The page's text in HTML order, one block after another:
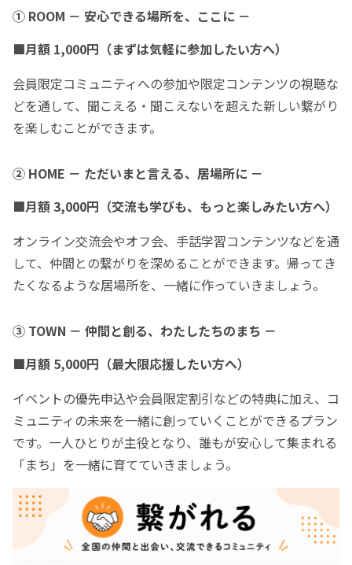
① ROOM － 安心できる場所を、ここに －
■月額 1,000円（まずは気軽に参加したい方へ）
会員限定コミュニティへの参加や限定コンテンツの視聴な
どを通して、聞こえる・聞こえないを超えた新しい繋がり
を楽しむことができます。
② HOME － ただいまと言える、居場所に －
■月額 3,000円（交流も学びも、もっと楽しみたい方へ）
オンライン交流会やオフ会、手話学習コンテンツなどを通
して、仲間との繋がりを深めることができます。帰ってき
たくなるような居場所を、一緒に作っていきましょう。
③ TOWN － 仲間と創る、わたしたちのまち －
■月額 5,000円（最大限応援したい方へ）
イベントの優先申込や会員限定割引などの特典に加え、コ
ミュニティの未来を一緒に創っていくことができるプラン
です。一人ひとりが主役となり、誰もが安心して集まれる
「まち」を一緒に育てていきましょう。